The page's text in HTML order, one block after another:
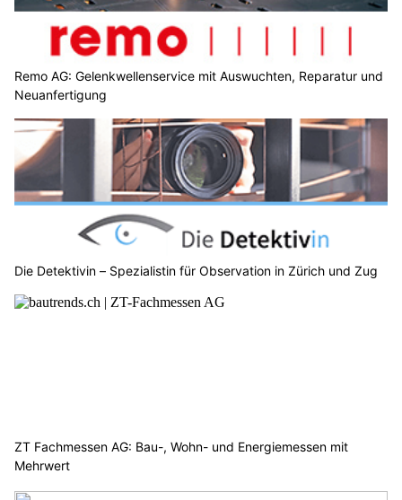
Remo AG: Gelenkwellenservice mit Auswuchten, Reparatur und
Neuanfertigung
Die Detektivin – Spezialistin für Observation in Zürich und Zug
ZT Fachmessen AG: Bau-, Wohn- und Energiemessen mit
Mehrwert